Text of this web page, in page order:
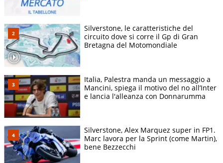
Silverstone, le caratteristiche del
circuito dove si corre il Gp di Gran
Bretagna del Motomondiale
Italia, Palestra manda un messaggio a
Mancini, spiega il motivo del no all’Inter
e lancia l'alleanza con Donnarumma
Silverstone, Alex Marquez super in FP1.
Marc lavora per la Sprint (come Martin),
bene Bezzecchi